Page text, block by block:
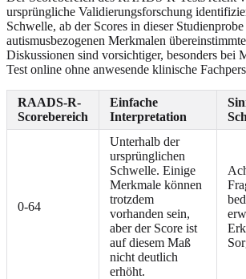
ursprüngliche Validierungsforschung
Schwelle, ab der Scores in dieser
autismusbezogenen Merkmalen
Diskussionen sind vorsichtiger, besonders bei
Test online ohne anwesende klinische
RAADS-R-
Scorebereich
Einfache
Interpretation
0-64
Unterhalb der
ursprünglichen
Schwelle. Einige
Merkmale können
trotzdem
vorhanden sein,
aber der Score ist
auf diesem Maß
nicht deutlich
erhöht.